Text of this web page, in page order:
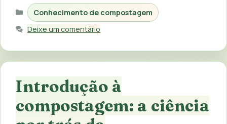
Categorias
Conhecimento de compostagem
Deixe um comentário
Introdução à
compostagem: a ciência